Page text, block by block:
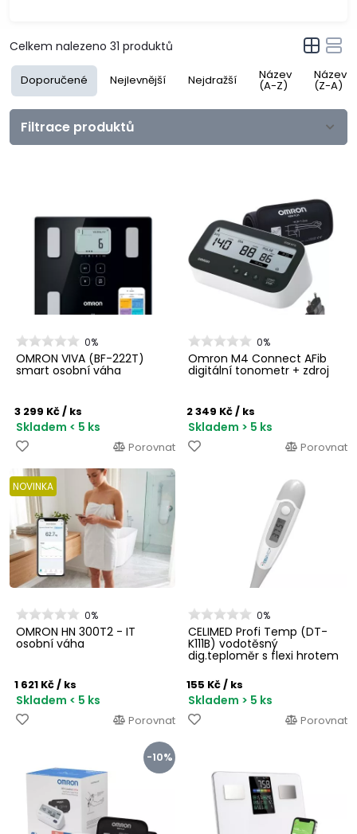
Celkem nalezeno 31 produktů
Doporučené Nejlevnější Nejdražší Název
(A-Z)
Název
(Z-A)
Filtrace produktů
0%
OMRON VIVA (BF-222T)
smart osobní váha
3 299 Kč/ ks
Skladem < 5 ks
Porovnat
0%
Omron M4 Connect AFib
digitální tonometr + zdroj
2 349 Kč/ ks
Skladem > 5 ks
Porovnat
NOVINKA
0%
OMRON HN 300T2 - IT
osobní váha
1 621 Kč/ ks
Skladem < 5 ks
Porovnat
0%
CELIMED Profi Temp (DT-
K111B) vodotěsný
dig.teploměr s flexi hrotem
155 Kč/ ks
Skladem > 5 ks
Porovnat
-10%